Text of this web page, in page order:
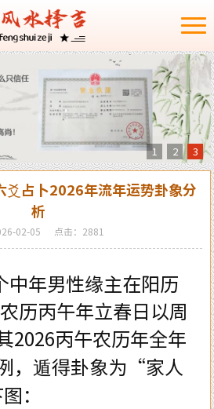
1 2 3
爻占卜2026年流年运势卦象分
析
02-05 点击：2881
年男性缘主在阳历
历丙午年立春日以周
2026丙午农历年全年
，遁得卦象为“家人
：